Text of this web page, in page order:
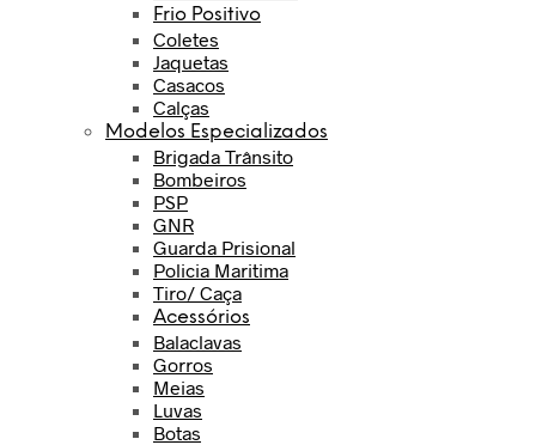
Frio Positivo
Coletes
Jaquetas
Casacos
Calças
Modelos Especializados
Brigada Trânsito
Bombeiros
PSP
GNR
Guarda Prisional
Policia Maritima
Tiro/ Caça
Acessórios
Balaclavas
Gorros
Meias
Luvas
Botas